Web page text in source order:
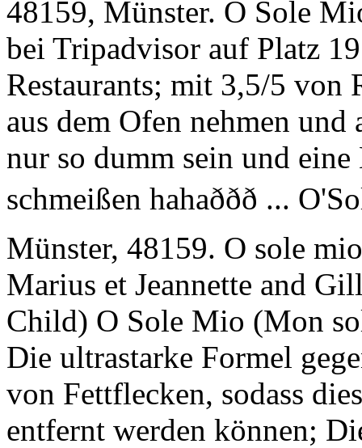
48159, Münster. O Sole
bei Tripadvisor auf Platz
Restaurants; mit 3,5/5 von
aus dem Ofen nehmen
nur so dumm sein und
schmeißen hahaððð
Münster, 48159. O sole
Marius et Jeannette and
Child) O Sole Mio (Mon
Die ultrastarke Formel
von Fettflecken, sodass
entfernt werden können;